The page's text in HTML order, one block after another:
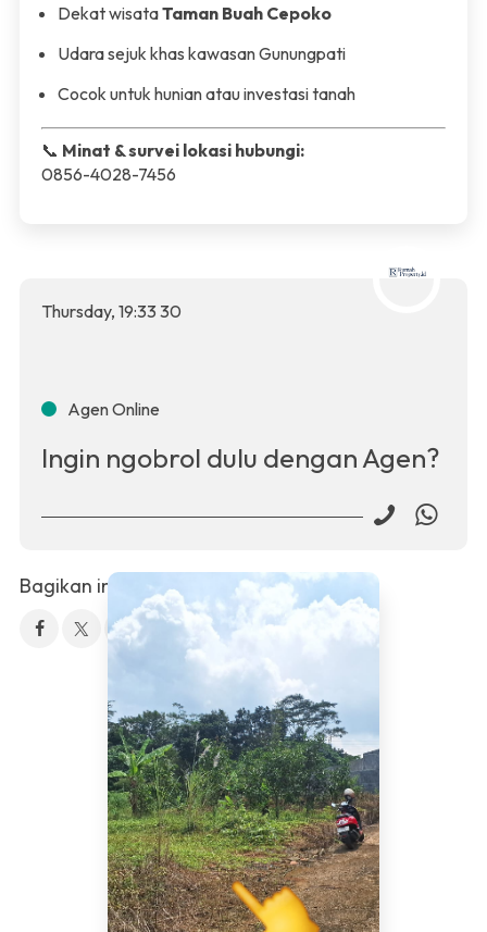
Dekat wisataTaman Buah Cepoko
Udara sejuk khas kawasan Gunungpati
Cocok untuk hunian atau investasi tanah
📞 Minat & survei lokasi hubungi:
0856-4028-7456
Thursday, 19:3330
Agen Online
Ingin ngobrol dulu dengan Agen?
Bagikan info property